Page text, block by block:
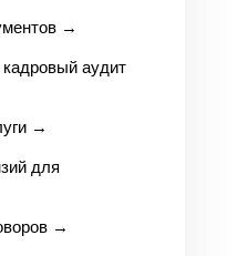
→
аудит
→
для
→